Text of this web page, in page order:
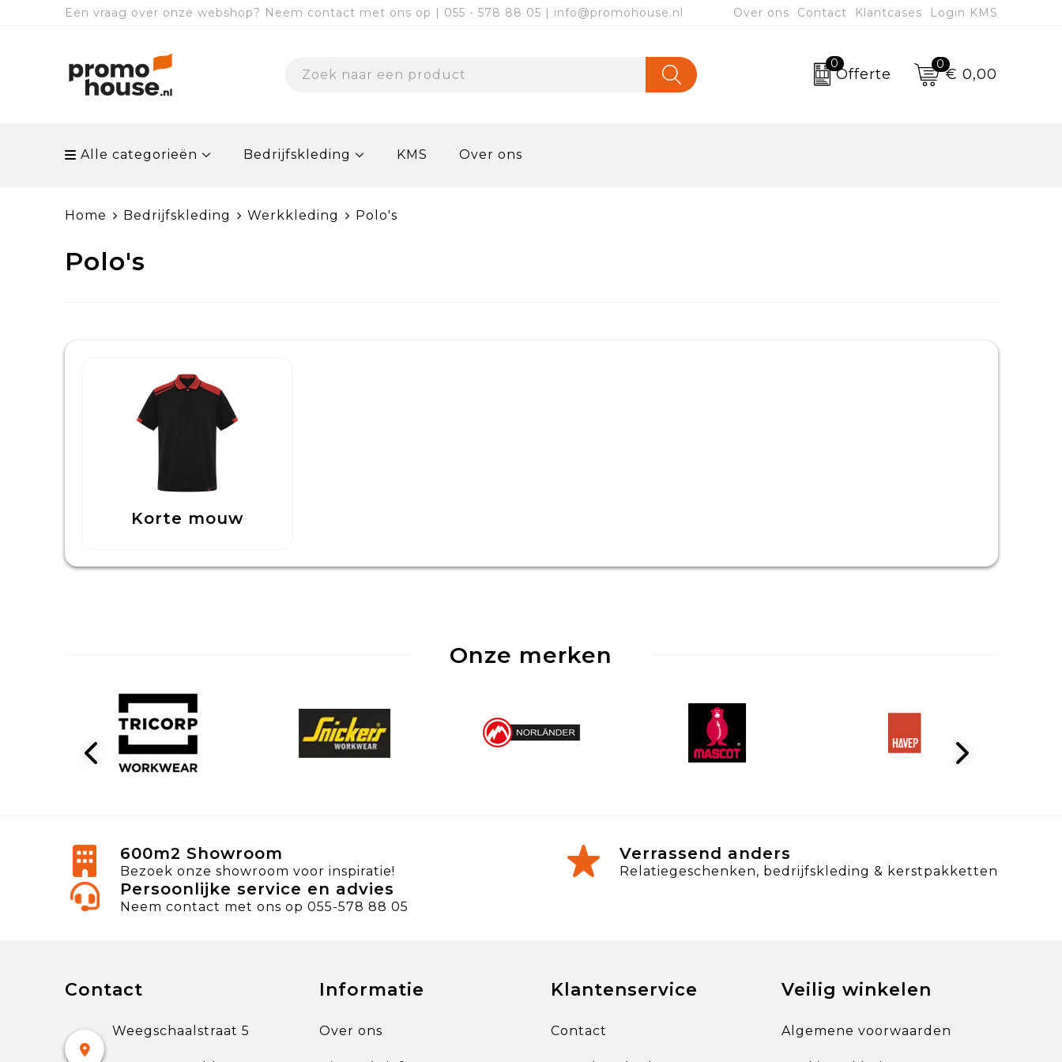
Een vraag over onze webshop? Neem contact met ons op | 055 - 578 88 05 | info@promohouse.nl Over ons Contact Klantcases Login KMS
0
Offerte
0
€ 0,00
Alle categorieën Bedrijfskleding KMS Over ons
Home Bedrijfskleding Werkkleding Polo's
Polo's
Korte mouw
Onze merken
600m2 Showroom
Bezoek onze showroom voor inspiratie!
Verrassend anders
Relatiegeschenken, bedrijfskleding & kerstpakketten
Persoonlijke service en advies
Neem contact met ons op 055-578 88 05
Contact
Weegschaalstraat 5
Informatie
Over ons
Klantenservice
Contact
Veilig winkelen
Algemene voorwaarden